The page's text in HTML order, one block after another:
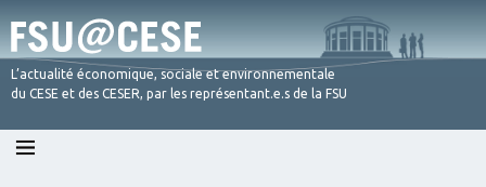
L’actualité économique, sociale et environnementale
du CESE et des CESER, par les représentant.e.s de la FSU
Skip